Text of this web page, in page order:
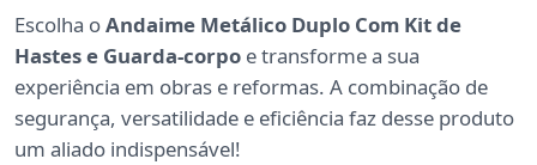
Escolha oAndaime Metálico Duplo Com Kit de
Hastes e Guarda-corpo e transforme a sua
experiência em obras e reformas. A combinação de
segurança, versatilidade e eficiência faz desse produto
um aliado indispensável!